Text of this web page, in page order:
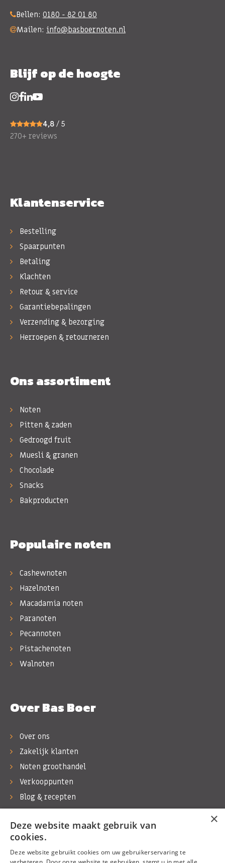
Bellen: 0180 - 82 01 80
Mailen: info@basboernoten.nl
Blijf op de hoogte
4,8 / 5
270+ reviews
Klantenservice
Bestelling
Spaarpunten
Betaling
Klachten
Retour & service
Garantiebepalingen
Verzending & bezorging
Herroepen & retourneren
Ons assortiment
Noten
Pitten & zaden
Gedroogd fruit
Muesli & granen
Chocolade
Snacks
Bakproducten
Populaire noten
Cashewnoten
Hazelnoten
Macadamia noten
Paranoten
Pecannoten
Pistachenoten
Walnoten
Over Bas Boer
Over ons
Zakelijk klanten
Noten groothandel
Verkooppunten
Blog & recepten
Werken bij Bas Boer Noten
Contact
×
Deze website maakt gebruik van
cookies.
Deze website gebruikt cookies om uw gebruikerservaring te